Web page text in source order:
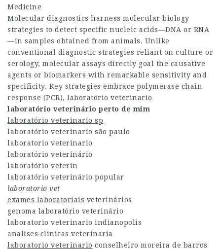
Medicine
Molecular diagnostics harness molecular biology
strategies to detect specific nucleic acids—DNA or RNA
—in samples obtained from animals. Unlike
conventional diagnostic strategies reliant on culture or
serology, molecular assays directly goal the causative
agents or biomarkers with remarkable sensitivity and
specificity. Key strategies embrace polymerase chain
response (PCR), laboratório veterinario
laboratório veterinário perto de mim
laboratório veterinario sp
laboratório veterinario são paulo
laboratorio veterinario
laboratório veterinário
laboratório veterin
laboratório veterinário popular
laboratorio vet
exames laboratoriais veterinários
genoma laboratório veterinário
laboratorio veterinario indianopolis
analises clinicas veterinaria
laboratorio veterinario conselheiro moreira de barros